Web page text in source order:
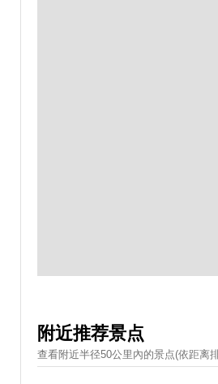
附近推荐景点
查看附近半径50公里內的景点(依距离